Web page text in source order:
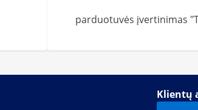
parduotuvės įvertinimas
Klientų